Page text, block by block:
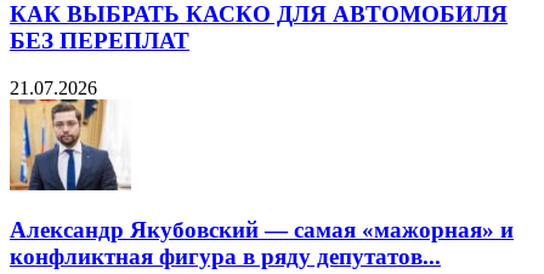
КАК ВЫБРАТЬ КАСКО ДЛЯ АВТОМОБИЛЯ
БЕЗ ПЕРЕПЛАТ
21.07.2026
Александр Якубовский — самая «мажорная» и
конфликтная фигура в ряду депутатов...